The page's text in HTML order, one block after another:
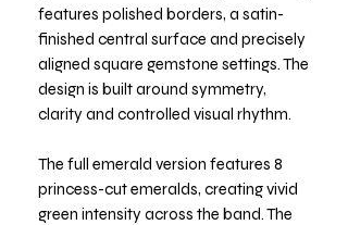
features polished borders, a satin-
finished central surface and precisely
aligned square gemstone settings. The
design is built around symmetry,
clarity and controlled visual rhythm.
The full emerald version features 8
princess-cut emeralds, creating vivid
green intensity across the band. The